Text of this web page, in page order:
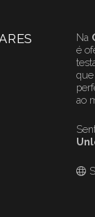
Na
é
que
ao